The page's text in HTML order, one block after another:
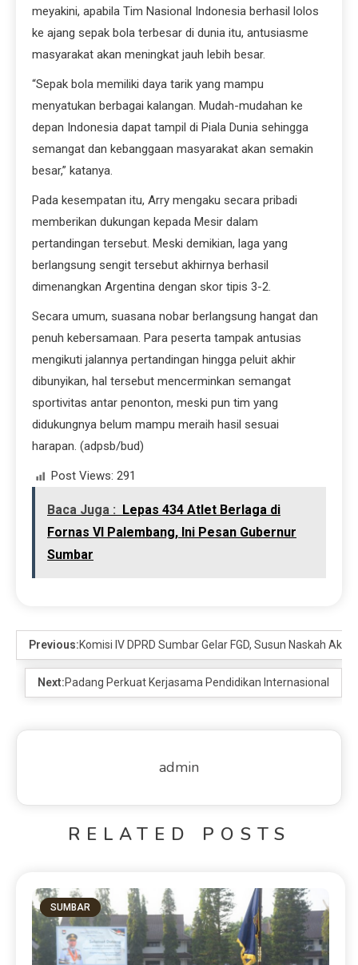
meyakini, apabila Tim Nasional Indonesia berhasil lolos
ke ajang sepak bola terbesar di dunia itu, antusiasme
masyarakat akan meningkat jauh lebih besar.
“Sepak bola memiliki daya tarik yang mampu
menyatukan berbagai kalangan. Mudah-mudahan ke
depan Indonesia dapat tampil di Piala Dunia sehingga
semangat dan kebanggaan masyarakat akan semakin
besar,” katanya.
Pada kesempatan itu, Arry mengaku secara pribadi
memberikan dukungan kepada Mesir dalam
pertandingan tersebut. Meski demikian, laga yang
berlangsung sengit tersebut akhirnya berhasil
dimenangkan Argentina dengan skor tipis 3-2.
Secara umum, suasana nobar berlangsung hangat dan
penuh kebersamaan. Para peserta tampak antusias
mengikuti jalannya pertandingan hingga peluit akhir
dibunyikan, hal tersebut mencerminkan semangat
sportivitas antar penonton, meski pun tim yang
didukungnya belum mampu meraih hasil sesuai
harapan. (adpsb/bud)
Post Views: 291
Baca Juga : Lepas 434 Atlet Berlaga di
Fornas VI Palembang, Ini Pesan Gubernur
Sumbar
Previous:Komisi IV DPRD Sumbar Gelar FGD, Susun Naskah
Next:Padang Perkuat Kerjasama Pendidikan Internasional
admin
RELATED POSTS
SUMBAR